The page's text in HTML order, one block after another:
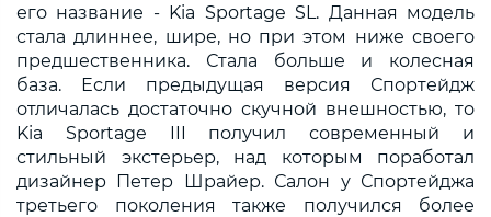
его название - Kia Sportage SL. Данная модель
стала длиннее, шире, но при этом ниже своего
предшественника. Стала больше и колесная
база. Если предыдущая версия Спортейдж
отличалась достаточно скучной внешностью, то
Kia Sportage III получил современный и
стильный экстерьер, над которым поработал
дизайнер Петер Шрайер. Салон у Спортейджа
третьего поколения также получился более